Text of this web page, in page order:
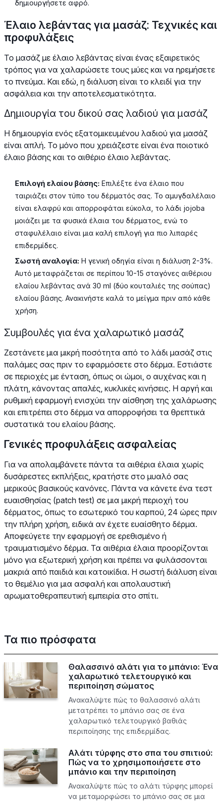
δημιουργήσετε αφρό.
Έλαιο λεβάντας για μασάζ: Τεχνικές και
προφυλάξεις
Το μασάζ με έλαιο λεβάντας είναι ένας εξαιρετικός
τρόπος για να χαλαρώσετε τους μύες και να ηρεμήσετε
το πνεύμα. Και εδώ, η διάλυση είναι το κλειδί για την
ασφάλεια και την αποτελεσματικότητα.
Δημιουργία του δικού σας λαδιού για μασάζ
Η δημιουργία ενός εξατομικευμένου λαδιού για μασάζ
είναι απλή. Το μόνο που χρειάζεστε είναι ένα ποιοτικό
έλαιο βάσης και το αιθέριο έλαιο λεβάντας.
Επιλογή ελαίου βάσης: Επιλέξτε ένα έλαιο που
ταιριάζει στον τύπο του δέρματός σας. Το αμυγδαλέλαιο
είναι ελαφρύ και απορροφάται εύκολα, το λάδι jojoba
μοιάζει με τα φυσικά έλαια του δέρματος, ενώ το
σταφυλέλαιο είναι μια καλή επιλογή για πιο λιπαρές
επιδερμίδες.
Σωστή αναλογία: Η γενική οδηγία είναι η διάλυση 2-3%.
Αυτό μεταφράζεται σε περίπου 10-15 σταγόνες αιθέριου
ελαίου λεβάντας ανά 30 ml (δύο κουταλιές της σούπας)
ελαίου βάσης. Ανακινήστε καλά το μείγμα πριν από κάθε
χρήση.
Συμβουλές για ένα χαλαρωτικό μασάζ
Ζεστάνετε μια μικρή ποσότητα από το λάδι μασάζ στις
παλάμες σας πριν το εφαρμόσετε στο δέρμα. Εστιάστε
σε περιοχές με ένταση, όπως οι ώμοι, ο αυχένας και η
πλάτη, κάνοντας απαλές, κυκλικές κινήσεις. Η αργή και
ρυθμική εφαρμογή ενισχύει την αίσθηση της χαλάρωσης
και επιτρέπει στο δέρμα να απορροφήσει τα θρεπτικά
συστατικά του ελαίου βάσης.
Γενικές προφυλάξεις ασφαλείας
Για να απολαμβάνετε πάντα τα αιθέρια έλαια χωρίς
δυσάρεστες εκπλήξεις, κρατήστε στο μυαλό σας
μερικούς βασικούς κανόνες. Πάντα να κάνετε ένα τεστ
ευαισθησίας (patch test) σε μια μικρή περιοχή του
δέρματος, όπως το εσωτερικό του καρπού, 24 ώρες πριν
την πλήρη χρήση, ειδικά αν έχετε ευαίσθητο δέρμα.
Αποφεύγετε την εφαρμογή σε ερεθισμένο ή
τραυματισμένο δέρμα. Τα αιθέρια έλαια προορίζονται
μόνο για εξωτερική χρήση και πρέπει να φυλάσσονται
μακριά από παιδιά και κατοικίδια. Η σωστή διάλυση είναι
το θεμέλιο για μια ασφαλή και απολαυστική
αρωματοθεραπευτική εμπειρία στο σπίτι.
Τα πιο πρόσφατα
Θαλασσινό αλάτι για το μπάνιο: Ένα
χαλαρωτικό τελετουργικό και
περιποίηση σώματος
Ανακαλύψτε πώς το θαλασσινό αλάτι
μετατρέπει το μπάνιο σας σε ένα
χαλαρωτικό τελετουργικό βαθιάς
περιποίησης της επιδερμίδας.
Αλάτι τύρφης στο σπα του σπιτιού:
Πώς να το χρησιμοποιήσετε στο
μπάνιο και την περιποίηση
Ανακαλύψτε πώς το αλάτι τύρφης μπορεί
να μεταμορφώσει το μπάνιο σας σε μια